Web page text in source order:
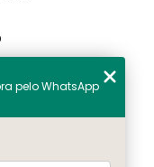
pelo WhatsApp